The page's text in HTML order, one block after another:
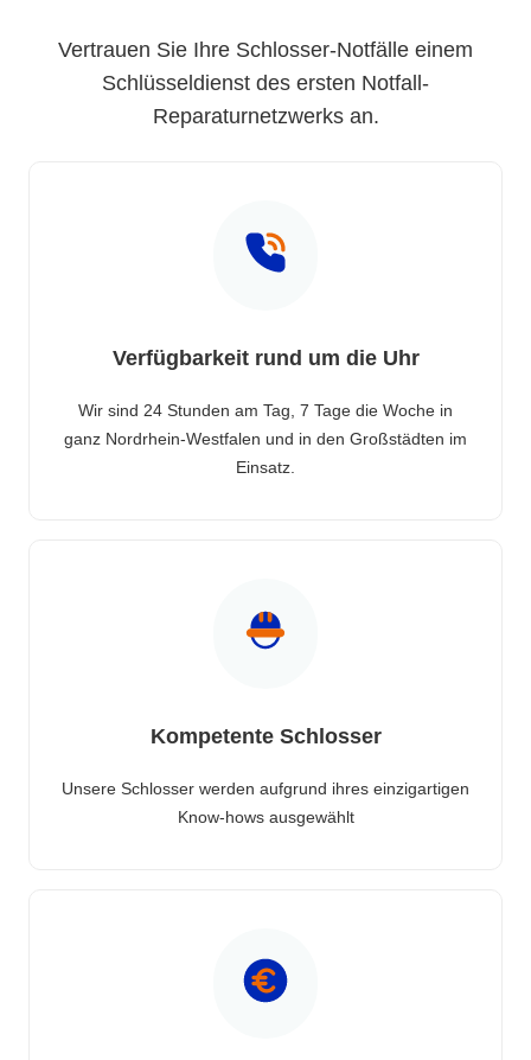
Vertrauen Sie Ihre Schlosser-Notfälle einem
Schlüsseldienst des ersten Notfall-
Reparaturnetzwerks an.
Verfügbarkeit rund um die Uhr
Wir sind 24 Stunden am Tag, 7 Tage die Woche in
ganz Nordrhein-Westfalen und in den Großstädten im
Einsatz.
Kompetente Schlosser
Unsere Schlosser werden aufgrund ihres einzigartigen
Know-hows ausgewählt